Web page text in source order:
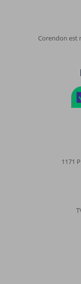
Corendon est
1171